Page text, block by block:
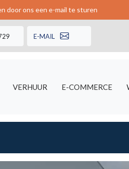
door ons een e-mail te sturen
E-MAIL
VERHUUR E-COMMERCE